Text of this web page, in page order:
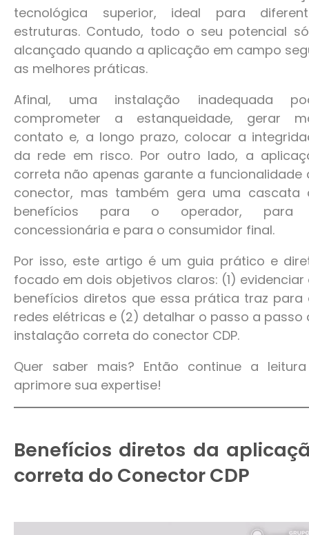
tecnológica superior, ideal para
estruturas. Contudo, todo o seu potencial
alcançado quando a aplicação em campo
as melhores práticas.
Afinal, uma instalação inadequada
comprometer a estanqueidade, gerar
contato e, a longo prazo, colocar a
da rede em risco. Por outro lado, a
correta não apenas garante a funcionalidade
conector, mas também gera uma cascata
benefícios para o operador,
concessionária e para o consumidor final.
Por isso, este artigo é um guia prático e
focado em dois objetivos claros: (1) evidenciar
benefícios diretos que essa prática traz para
redes elétricas e (2) detalhar o passo a passo
instalação correta do conector CDP.
Quer saber mais? Então continue a
aprimore sua expertise!
Benefícios diretos da
correta do Conector CDP